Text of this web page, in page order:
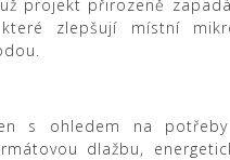
projekt přirozeně
zlepšují místní
s ohledem na
dlažbu,